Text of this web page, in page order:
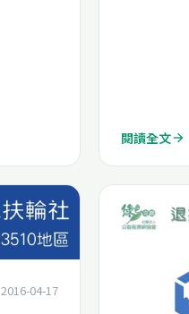
閱讀全文arrow_forward
2016-04-17